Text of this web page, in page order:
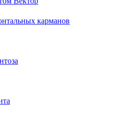
карманов